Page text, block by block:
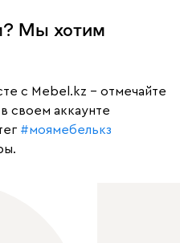
Мы хотим
с Mebel.kz – отмечайте
своем аккаунте
#моямебелькз